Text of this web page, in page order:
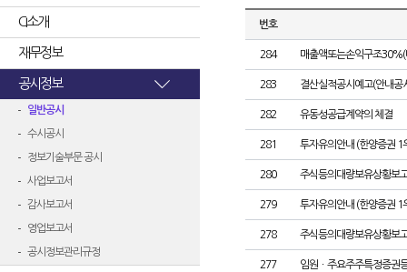
CI소개
재무정보
공시정보
일반공시
수시공시
정보기술부문 공시
사업보고서
감사보고서
영업보고서
공시정보관리규정
번호
284 매출액또는손익구조
283 결산실적공시예고(안내공
282 유동성공급계약의 체결
281 투자유의안내 (한양증권 1
280 주식등의대량보유상황보
279 투자유의안내 (한양증권 1
278 주식등의대량보유상황보
277 임원ㆍ주요주주특정증권